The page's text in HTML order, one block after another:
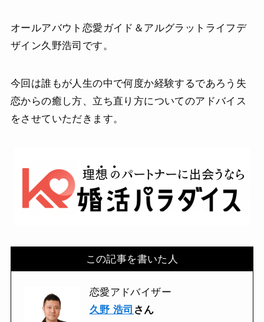
オールアバウト恋愛ガイド＆アルグラットライフデ
ザイン久野浩司です。
今回は誰もが人生の中で何度か経験するであろう失
恋からの癒し方、立ち直り方についてのアドバイス
をさせていただきます。
この記事を書いた人
恋愛アドバイザー
久野 浩司 さん